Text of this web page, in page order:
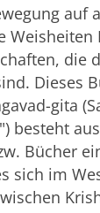
auf
Weisheiten
die
Dieses
gita
besteht
Bücher
sich im